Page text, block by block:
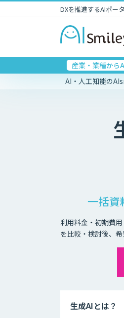
DXを推進するAIポー
産業・業種から
AI・人工知能の
一括資
利用料金・初期費
を比較・検討後、
生成AIとは？